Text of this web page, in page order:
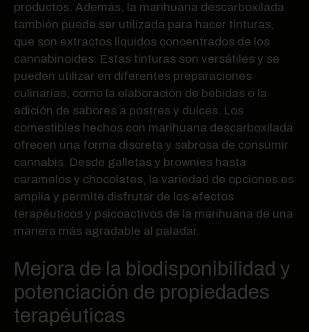
productos. Además, la marihuana descarboxilada
también puede ser utilizada para hacer tinturas,
que son extractos líquidos concentrados de los
cannabinoides. Estas tinturas son versátiles y se
pueden utilizar en diferentes preparaciones
culinarias, como la elaboración de bebidas o la
adición de sabores a postres y dulces. Los
comestibles hechos con marihuana descarboxilada
ofrecen una forma discreta y sabrosa de consumir
cannabis. Desde galletas y brownies hasta
caramelos y chocolates, la variedad de opciones es
amplia y permite disfrutar de los efectos
terapéuticos y psicoactivos de la marihuana de una
manera más agradable al paladar.
Mejora de la biodisponibilidad y
potenciación de propiedades
terapéuticas